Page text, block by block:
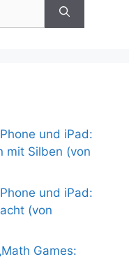
und iPad:
mit Silben (von
und iPad:
(von
Games: